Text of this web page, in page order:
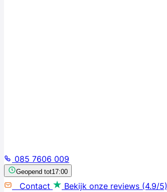
085 7606 009
Geopend tot17:00
Contact Bekijk onze reviews (4.9/5)